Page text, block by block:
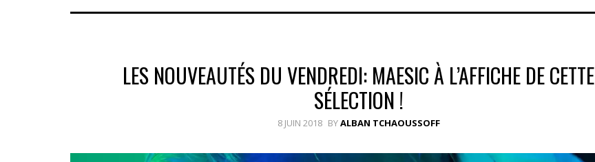
LES NOUVEAUTÉS DU VENDREDI: MAESIC À L’AFFICHE DE CETTE
SÉLECTION !
8 JUIN 2018 BYALBAN TCHAOUSSOFF